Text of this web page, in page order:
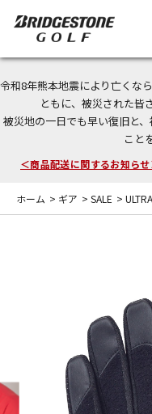
令和8年熊本地震により亡くな
ともに、被災された皆
被災地の一日でも早い復旧と
こと
今なら新規会員登録で1,000
＜商品配送に関するお知ら
＜夏季休暇中のご注文・発送
ホーム > ギア > SALE >